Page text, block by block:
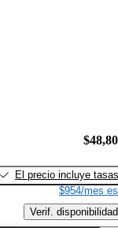
El precio incluye tasas
$954/mes
Verif. disponibilidad